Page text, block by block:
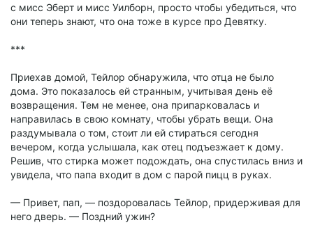
с мисс Эберт и мисс Уилборн, просто чтобы убедиться, что
они теперь знают, что она тоже в курсе про Девятку.
***
Приехав домой, Тейлор обнаружила, что отца не было
дома. Это показалось ей странным, учитывая день её
возвращения. Тем не менее, она припарковалась и
направилась в свою комнату, чтобы убрать вещи. Она
раздумывала о том, стоит ли ей стираться сегодня
вечером, когда услышала, как отец подъезжает к дому.
Решив, что стирка может подождать, она спустилась вниз и
увидела, что папа входит в дом с парой пицц в руках.
— Привет, пап, — поздоровалась Тейлор, придерживая для
него дверь. — Поздний ужин?